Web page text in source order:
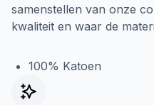
samenstellen van onze
kwaliteit en waar de
100% Katoen